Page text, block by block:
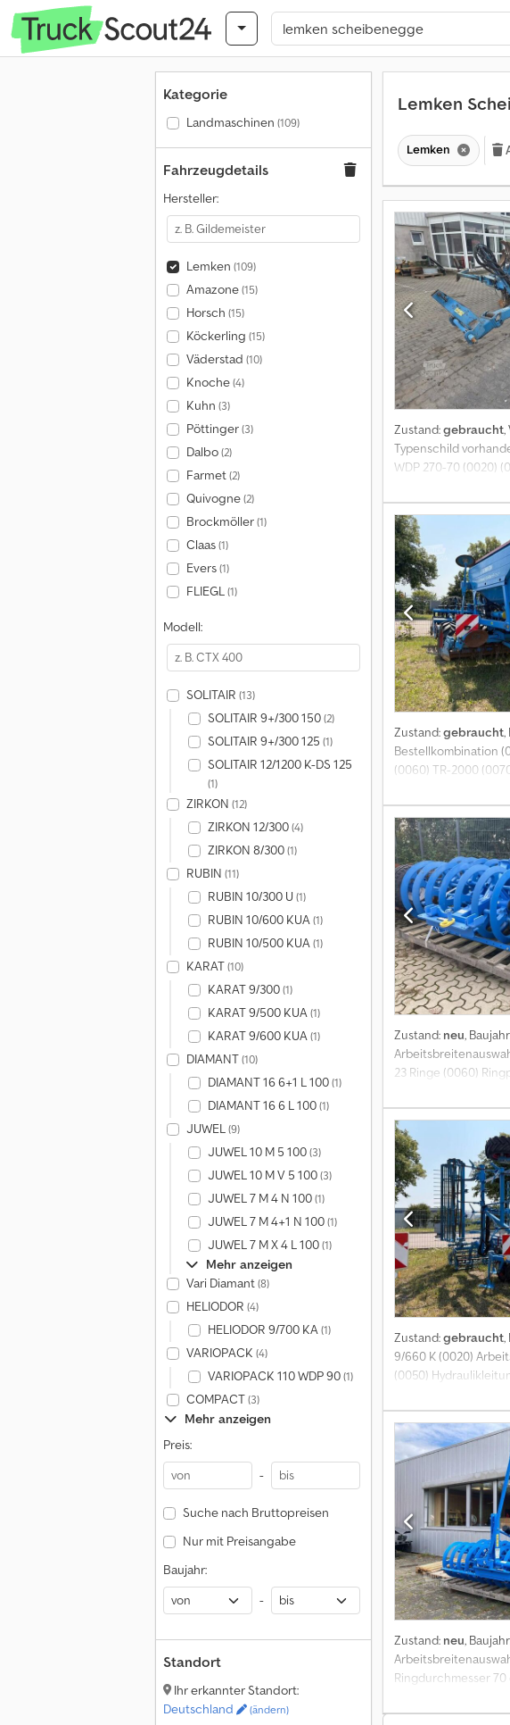
Kategorie
Landmaschinen (109)
Fahrzeugdetails
Hersteller:
Lemken (109)
Amazone(15)
Horsch (15)
Köckerling (15)
Väderstad (10)
Knoche(4)
Kuhn (3)
Pöttinger(3)
Dalbo(2)
Farmet(2)
Quivogne(2)
Brockmöller(1)
Claas(1)
Evers(1)
FLIEGL(1)
Modell:
SOLITAIR (13)
SOLITAIR 9+/300 150(2)
SOLITAIR 9+/300 125 (1)
SOLITAIR 12/1200 K-DS 125
(1)
ZIRKON (12)
ZIRKON 12/300(4)
ZIRKON 8/300(1)
RUBIN (11)
RUBIN 10/300 U (1)
RUBIN 10/600 KUA(1)
RUBIN 10/500 KUA(1)
KARAT(10)
KARAT 9/300(1)
KARAT 9/500 KUA(1)
KARAT 9/600 KUA(1)
DIAMANT(10)
DIAMANT 16 6+1 L 100(1)
DIAMANT 16 6 L 100(1)
JUWEL(9)
JUWEL 10 M 5 100(3)
JUWEL 10 M V 5 100(3)
JUWEL 7 M 4 N 100(1)
JUWEL 7 M 4+1 N 100(1)
JUWEL 7 M X 4 L 100(1)
Mehr anzeigen
Vari Diamant(8)
HELIODOR (4)
HELIODOR 9/700 KA(1)
VARIOPACK (4)
VARIOPACK 110 WDP 90(1)
COMPACT(3)
Mehr anzeigen
Preis:
-
Suche nach Bruttopreisen
Nur mit Preisangabe
Baujahr:
-
Standort
Ihr erkannter Standort:
Deutschland
(ändern)
Lemken
Lemken
Zustand:gebraucht,
Typenschild
WDP 270-70 (0020)
Zustand:gebraucht,
Bestellkombination
(0060) TR-2000
Arbeitsscheinwerfer
TPW D500-125
Beleuchtung vorn
Zustand: neu,
23 Ringe (0060)
Dreipunktturm: zum
(0120)
Zustand:gebraucht,
9/660 K (0020)
(0050)
(0080)
(0110) mechanisch
fernbedient (0150)
Zustand: neu,
Ringdurchmesser
Reinigungsbänder: